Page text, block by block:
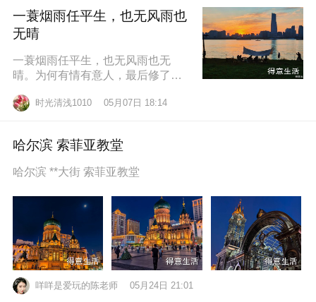
一蓑烟雨任平生，也无风雨也
无晴
一蓑烟雨任平生，也无风雨也无
晴。为何有情有意人，最后修了无
却有情。莫道桑榆晚，为霞尚满
时光清浅1010 05月07日 18:14
哈尔滨 索菲亚教堂
哈尔滨 **大街 索菲亚教堂
咩咩是爱玩的陈老师 05月24日 21:01